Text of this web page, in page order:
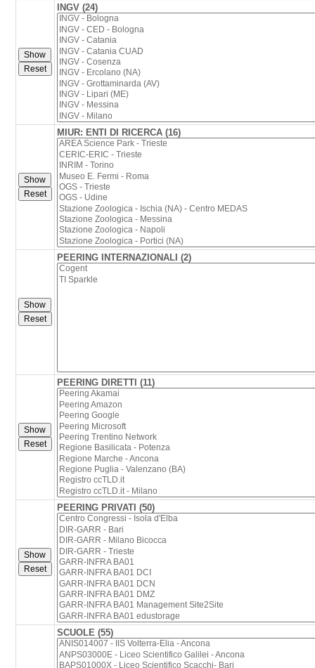
INGV (24)
MIUR: ENTI DI RICERCA (16)
PEERING INTERNAZIONALI (2)
PEERING DIRETTI (11)
PEERING PRIVATI (50)
SCUOLE (55)